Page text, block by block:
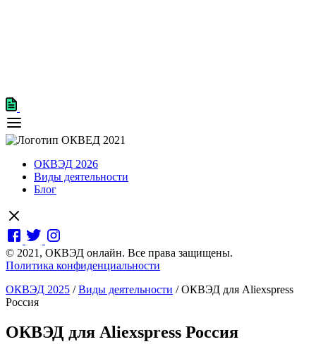
ОКВЭД 2026
Виды деятельности
Блог
© 2021, ОКВЭД онлайн. Все права защищены.
Политика конфиденциальности
ОКВЭД 2025 /Виды деятельности /ОКВЭД для Aliexspress
Россия
ОКВЭД для Aliexspress Россия